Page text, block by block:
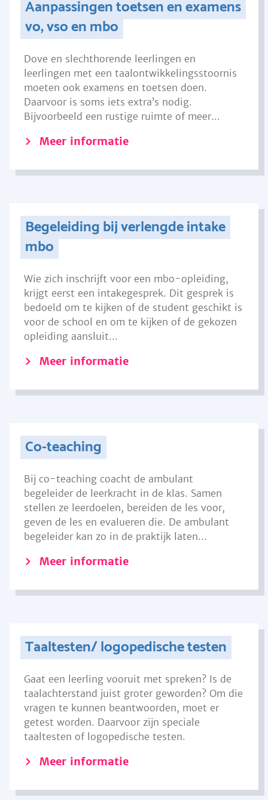
Aanpassingen toetsen en examens
vo, vso en mbo
Dove en slechthorende leerlingen en
leerlingen met een taalontwikkelingsstoornis
moeten ook examens en toetsen doen.
Daarvoor is soms iets extra’s nodig.
Bijvoorbeeld een rustige ruimte of meer...
Meer informatie
Begeleiding bij verlengde intake
mbo
Wie zich inschrijft voor een mbo-opleiding,
krijgt eerst een intakegesprek. Dit gesprek is
bedoeld om te kijken of de student geschikt is
voor de school en om te kijken of de gekozen
opleiding aansluit...
Meer informatie
Co-teaching
Bij co-teaching coacht de ambulant
begeleider de leerkracht in de klas. Samen
stellen ze leerdoelen, bereiden de les voor,
geven de les en evalueren die. De ambulant
begeleider kan zo in de praktijk laten...
Meer informatie
Taaltesten/ logopedische testen
Gaat een leerling vooruit met spreken? Is de
taalachterstand juist groter geworden? Om die
vragen te kunnen beantwoorden, moet er
getest worden. Daarvoor zijn speciale
taaltesten of logopedische testen.
Meer informatie